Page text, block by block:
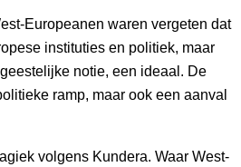
Europeanen waren vergeten dat
instituties en politiek, maar
notie, een ideaal. De
ramp, maar ook een aanval
volgens Kundera. Waar West-